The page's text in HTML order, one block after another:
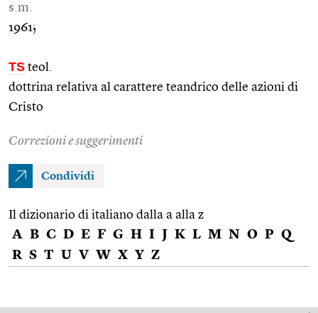
s.m.
1961;
TS teol.
dottrina relativa al carattere teandrico delle azioni di
Cristo
Correzioni e suggerimenti
Condividi
Il dizionario di italiano dalla a alla z
A B C D E F G H I J K L M N O P Q
R S T U V W X Y Z